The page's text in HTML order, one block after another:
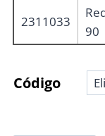
2311033
90
Código